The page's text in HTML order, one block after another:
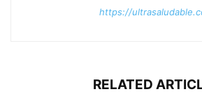
https://
RELATED